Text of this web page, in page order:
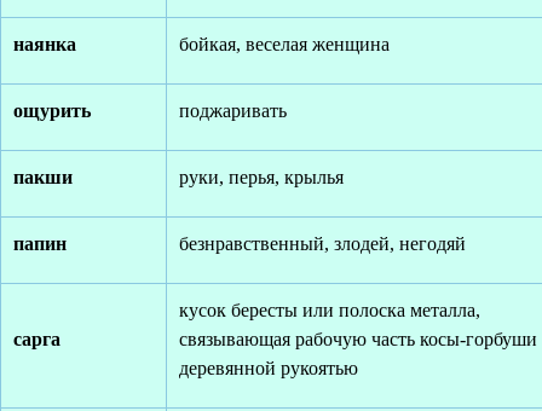
наянка бойкая, веселая женщина
ощурить поджаривать
пакши руки, перья, крылья
папин безнравственный, злодей, негодяй
сарга
кусок бересты или полоска металла,
связывающая рабочую часть косы-горбу­ши
деревянной рукоятью